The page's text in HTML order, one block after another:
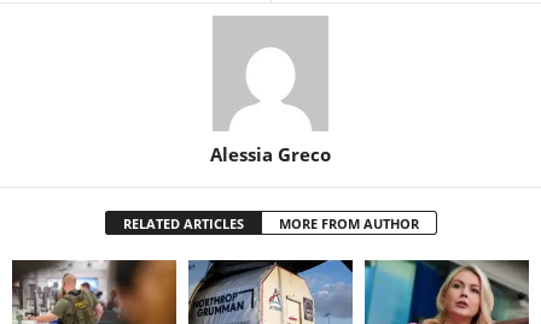
Alessia Greco
RELATED ARTICLES MORE FROM AUTHOR